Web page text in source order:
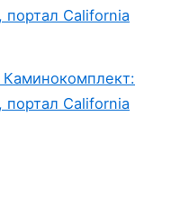
портал California
Каминокомплект:
портал California